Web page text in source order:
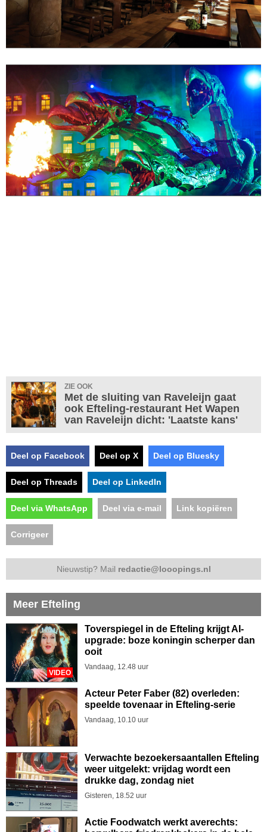
ZIE OOK
Met de sluiting van Raveleijn gaat
ook Efteling-restaurant Het Wapen
van Raveleijn dicht: 'Laatste kans'
Deel op Facebook Deel op X Deel op Bluesky
Deel op Threads Deel op LinkedIn
Deel via WhatsApp Deel via e-mail Link kopiëren
Corrigeer
Nieuwstip? Mail redactie@looopings.nl
Meer Efteling
VIDEO
Toverspiegel in de Efteling krijgt AI-
upgrade: boze koningin scherper dan
ooit
Vandaag, 12.48 uur
Acteur Peter Faber (82) overleden:
speelde tovenaar in Efteling-serie
Vandaag, 10.10 uur
Verwachte bezoekersaantallen Efteling
weer uitgelekt: vrijdag wordt een
drukke dag, zondag niet
Gisteren, 18.52 uur
Actie Foodwatch werkt averechts: